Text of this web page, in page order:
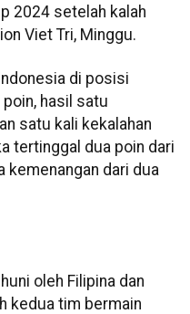
2024 setelah kalah
Viet Tri, Minggu.
di posisi
hasil satu
satu kali kekalahan
tertinggal dua poin dari
kemenangan dari dua
oleh Filipina dan
kedua tim bermain